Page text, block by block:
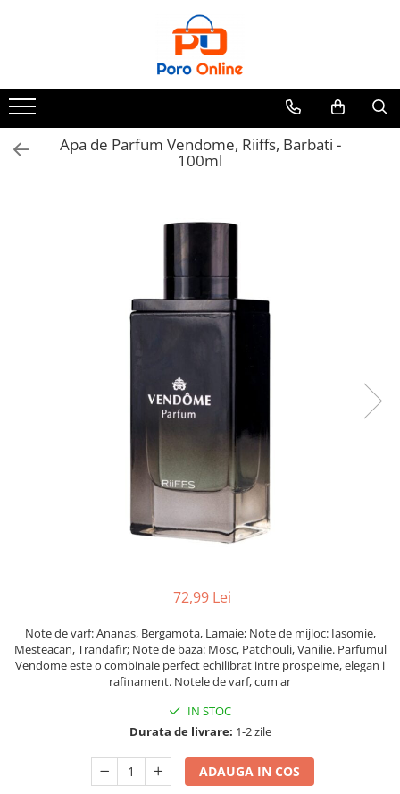
Clone
Parfum Barbati
Parfum FemeiApa de Parfum Vendome, Riiffs, Barbati -
100ml
72,99 Lei
Note de varf: Ananas, Bergamota, Lamaie; Note de mijloc: Iasomie,
Mesteacan, Trandafir; Note de baza: Mosc, Patchouli, Vanilie. Parfumul
Vendome este o combinaie perfect echilibrat intre prospeime, elegan i
rafinament. Notele de varf, cum ar
IN STOC
Durata de livrare: 1-2 zile
ADAUGA IN COS